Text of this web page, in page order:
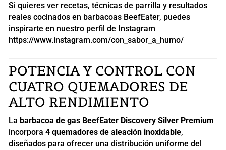
Si quieres ver recetas, técnicas de parrilla y resultados
reales cocinados en barbacoas BeefEater, puedes
inspirarte en nuestro perfil de Instagram
https://www.instagram.com/con_sabor_a_humo/
POTENCIA Y CONTROL CON
CUATRO QUEMADORES DE
ALTO RENDIMIENTO
La barbacoa de gas BeefEater Discovery Silver Premium
incorpora 4 quemadores de aleación inoxidable,
diseñados para ofrecer una distribución uniforme del